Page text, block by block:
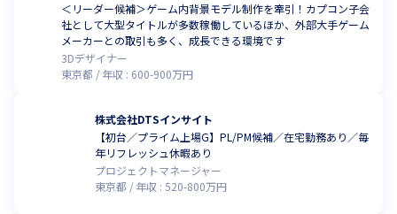
＜リーダー候補＞ゲーム内背景モデル制作を牽引！カプコン子会
社として大型タイトルが多数稼働しているほか、外部大手ゲーム
メーカーとの取引も多く、成長できる環境です
3Dデザイナー
東京都
年収 : 600-900万円
株式会社DTSインサイト
【初台／プライム上場G】PL/PM候補／在宅勤務あり／毎
年リフレッシュ休暇あり
プロジェクトマネージャー
東京都
年収 :520-800万円